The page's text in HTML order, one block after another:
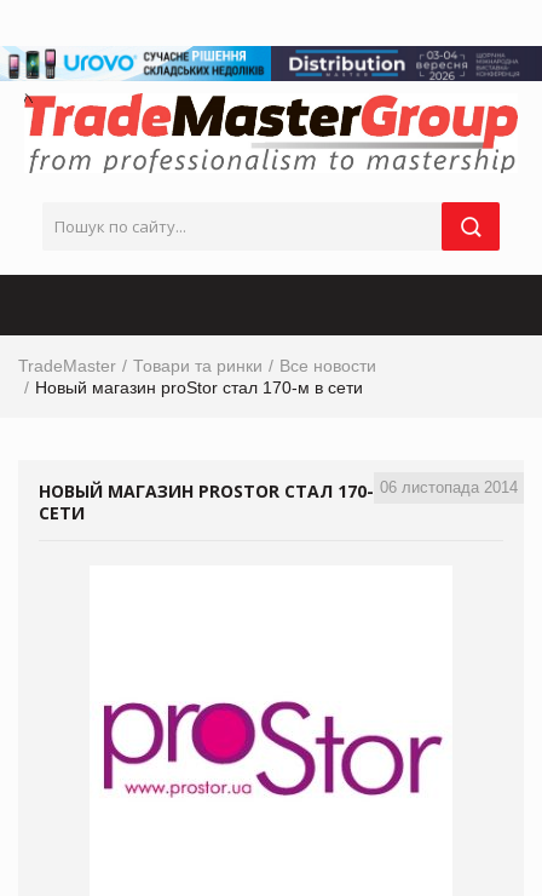
TradeMaster Товари та ринки
Все новости
Новый магазин proStor стал 170-м в сети
06 листопада 2014
НОВЫЙ МАГАЗИН PROSTOR СТАЛ 170-М В
СЕТИ